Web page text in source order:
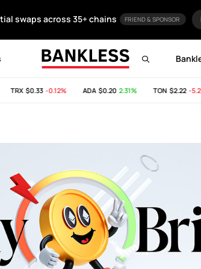
swaps across 35+ chains FRIEND & SPONSOR
TRX$0.33 -0.12% ADA$0.20 2.31% TON$2.22 -5.27%